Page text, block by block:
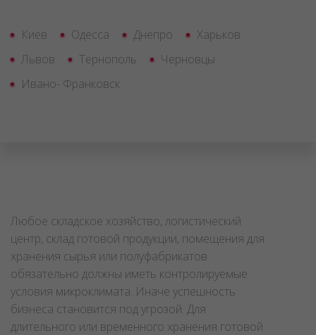
Киев Одесса Днепро
Харьков
Львов
Тернополь
Черновцы
Ивано- Франковск
Любое складское хозяйство, логистический
центр, склад готовой продукции, помещения для
хранения сырья или полуфабрикатов
обязательно должны иметь контролируемые
условия микроклимата. Иначе успешность
бизнеса становится под угрозой. Для
длительного или временного хранения готовой